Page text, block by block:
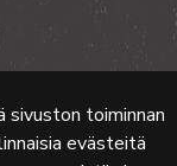
toiminnan
evästeitä